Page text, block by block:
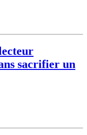
sacrifier un